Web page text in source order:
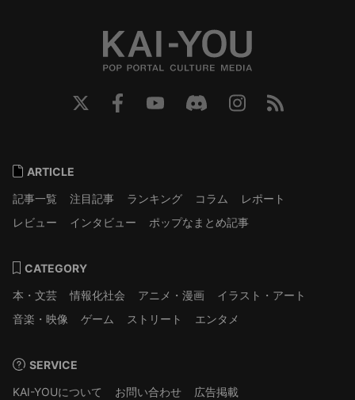
ARTICLE
記事一覧
注目記事 ランキング コラム
レポート
レビュー
インタビュー ポップなまとめ記事
CATEGORY
本・文芸
情報化社会 アニメ・漫画
イラスト・アート
音楽・映像
ゲーム ストリート エンタメ
SERVICE
KAI-YOUについて
お問い合わせ
広告掲載